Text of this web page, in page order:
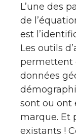
L’une des
de
est
Les outils
permettent
données
sont ou ont
marque. Et
existants !